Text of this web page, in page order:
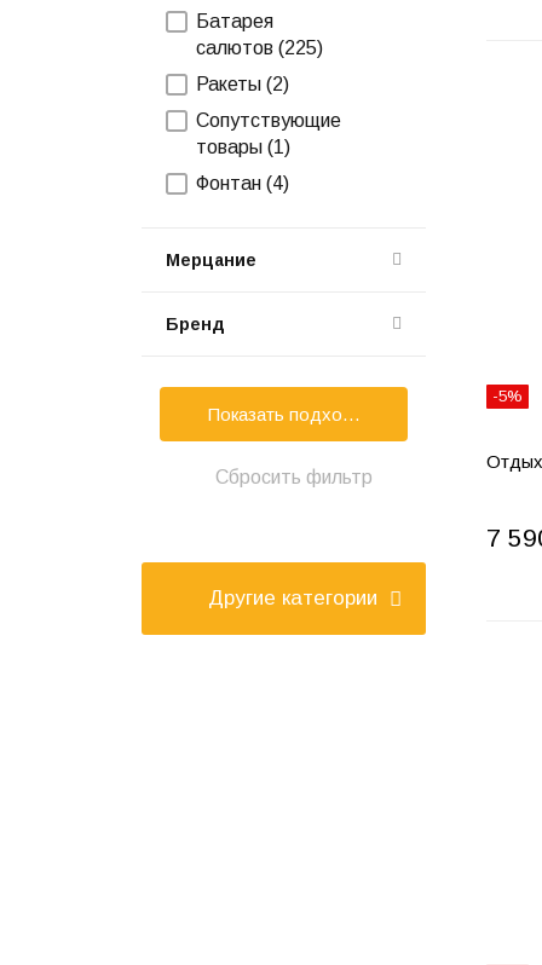
Батарея
салютов (225)
Ракеты (2)
Сопутствующие
товары (1 )
Фонтан (4)
Мерцание
Бренд
Другие категории
-5%
7